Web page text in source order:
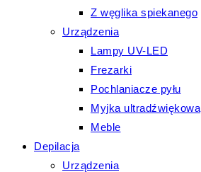
Z węglika spiekanego
Urządzenia
Lampy UV-LED
Frezarki
Pochlaniacze pyłu
Myjka ultradźwiękowa
Meble
Depilacja
Urządzenia